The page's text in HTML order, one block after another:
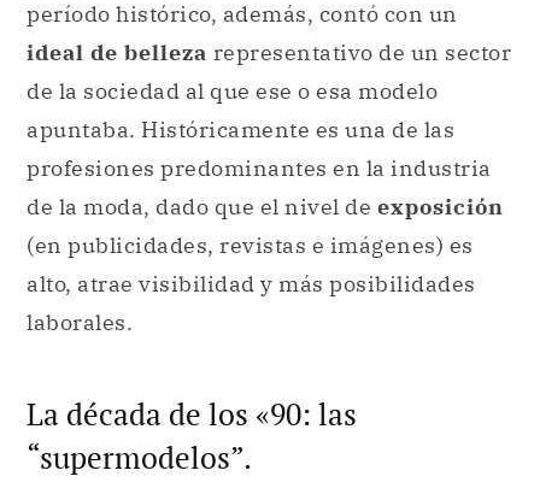
profesiones predominantes en la industria
de la moda, dado que el nivel de exposición
(en publicidades, revistas e imágenes) es
alto, atrae visibilidad y más posibilidades
laborales.
La década de los «90: las
“supermodelos”.
de la moda, hacia la década del «90 esta
profesión llegó a su punto máximo con un